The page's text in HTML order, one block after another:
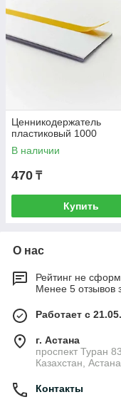
Ценникодержатель
пластиковый 1000
В наличии
470 ₸
Купить
О нас
Рейтинг не
Менее 5 отзывов
Работает с
г. Астана
проспект Туран
Казахстан,
Контакты